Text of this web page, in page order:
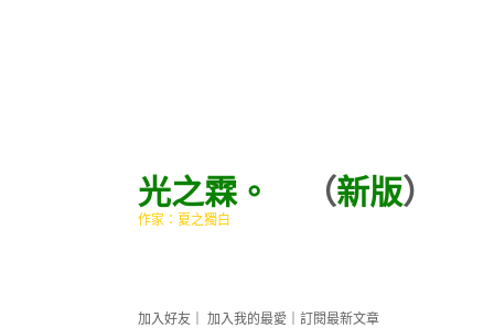
光之霖。 （新版）
加入好友 加入我的最愛 訂閱最新文章
作家：夏之獨白